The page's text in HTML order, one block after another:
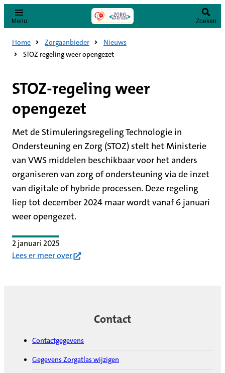
Menu Zoeken
Home Zorgaanbieder
Nieuws
STOZ regeling weer opengezet
STOZ-regeling weer
opengezet
Met de Stimuleringsregeling Technologie in
Ondersteuning en Zorg (STOZ) stelt het Ministerie
van VWS middelen beschikbaar voor het anders
organiseren van zorg of ondersteuning via de inzet
van digitale of hybride processen. Deze regeling
liep tot december 2024 maar wordt vanaf 6 januari
weer opengezet.
2 januari 2025
Lees er meer over(opent in nieuw tabblad)
Contact
Contactgegevens
Gegevens Zorgatlas wijzigen